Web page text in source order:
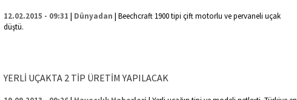
12.02.2015 - 09:31 | Dünyadan | Beechcraft 1900 tipi çift motorlu ve pervaneli uçak
düştü.
YERLİ UÇAKTA 2 TİP ÜRETİM YAPILACAK